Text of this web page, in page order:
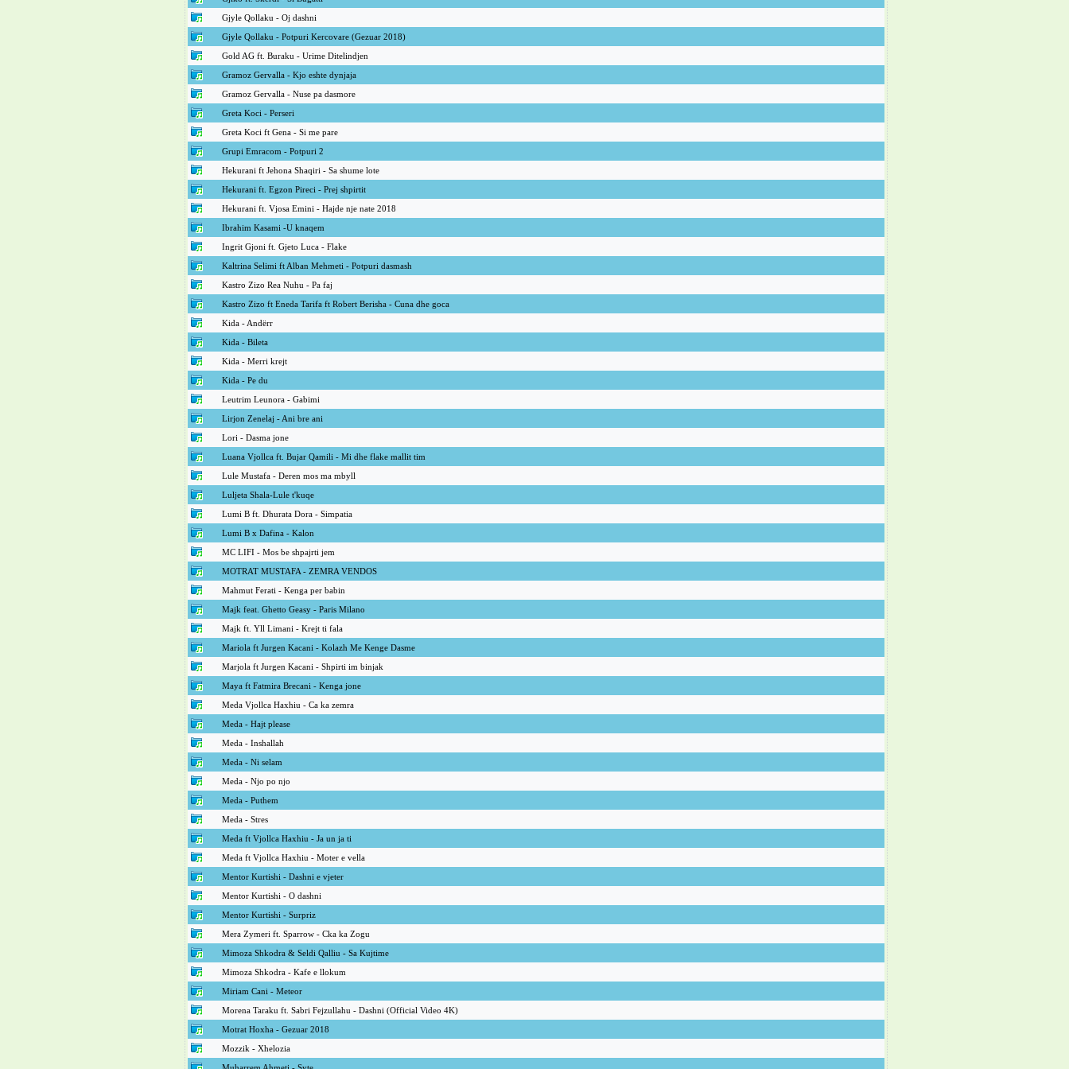
Gjyle Qollaku - Oj dashni
Gjyle Qollaku - Potpuri Kercovare (Gezuar 2018)
Gold AG ft. Buraku - Urime Ditelindjen
Gramoz Gervalla - Kjo eshte dynjaja
Gramoz Gervalla - Nuse pa dasmore
Greta Koci - Perseri
Greta Koci ft Gena - Si me pare
Grupi Emracom - Potpuri 2
Hekurani ft Jehona Shaqiri - Sa shume lote
Hekurani ft. Egzon Pireci - Prej shpirtit
Hekurani ft. Vjosa Emini - Hajde nje nate 2018
Ibrahim Kasami -U knaqem
Ingrit Gjoni ft. Gjeto Luca - Flake
Kaltrina Selimi ft Alban Mehmeti - Potpuri dasmash
Kastro Zizo Rea Nuhu - Pa faj
Kastro Zizo ft Eneda Tarifa ft Robert Berisha - Cuna dhe goca
Kida - Andërr
Kida - Bileta
Kida - Merri krejt
Kida - Pe du
Leutrim Leunora - Gabimi
Lirjon Zenelaj - Ani bre ani
Lori - Dasma jone
Luana Vjollca ft. Bujar Qamili - Mi dhe flake mallit tim
Lule Mustafa - Deren mos ma mbyll
Luljeta Shala-Lule t'kuqe
Lumi B ft. Dhurata Dora - Simpatia
Lumi B x Dafina - Kalon
MC LIFI - Mos be shpajrti jem
MOTRAT MUSTAFA - ZEMRA VENDOS
Mahmut Ferati - Kenga per babin
Majk feat. Ghetto Geasy - Paris Milano
Majk ft. Yll Limani - Krejt ti fala
Mariola ft Jurgen Kacani - Kolazh Me Kenge Dasme
Marjola ft Jurgen Kacani - Shpirti im binjak
Maya ft Fatmira Brecani - Kenga jone
Meda Vjollca Haxhiu - Ca ka zemra
Meda - Hajt please
Meda - Inshallah
Meda - Ni selam
Meda - Njo po njo
Meda - Puthem
Meda - Stres
Meda ft Vjollca Haxhiu - Ja un ja ti
Meda ft Vjollca Haxhiu - Moter e vella
Mentor Kurtishi - Dashni e vjeter
Mentor Kurtishi - O dashni
Mentor Kurtishi - Surpriz
Mera Zymeri ft. Sparrow - Cka ka Zogu
Mimoza Shkodra & Seldi Qalliu - Sa Kujtime
Mimoza Shkodra - Kafe e llokum
Miriam Cani - Meteor
Morena Taraku ft. Sabri Fejzullahu - Dashni (Official Video 4K)
Motrat Hoxha - Gezuar 2018
Mozzik - Xhelozia